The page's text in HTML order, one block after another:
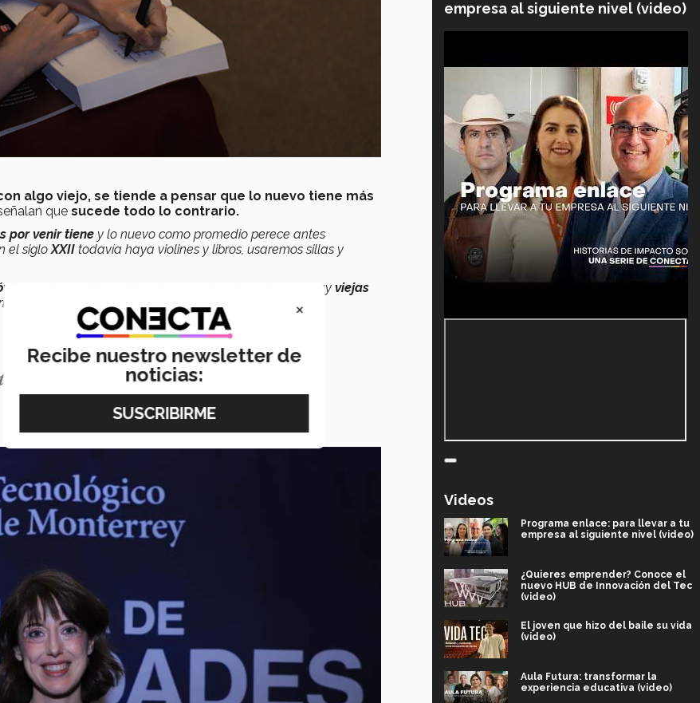
algo viejo, se tiende a pensar que lo nuevo tiene más
que sucede todo lo contrario.
por venir tiene y lo nuevo como promedio perece antes
el sigloXXII todavía haya violines y libros, usaremos sillas y
habrán sido sustituidos por otras tecnologías , hay viejas
como la música
búsqueda de la espiritualidad
nosotros más por venir tiene”.
empresa al siguiente nivel (video)
Videos
Programa enlace: para llevar a tu
empresa al siguiente nivel (video)
¿Quieres emprender? Conoce el
nuevo HUB de Innovación del Tec
(video)
El joven que hizo del baile su vida
(video)
Aula Futura: transformar la
experiencia educativa (video)
×
Recibe nuestro newsletter de
noticias: